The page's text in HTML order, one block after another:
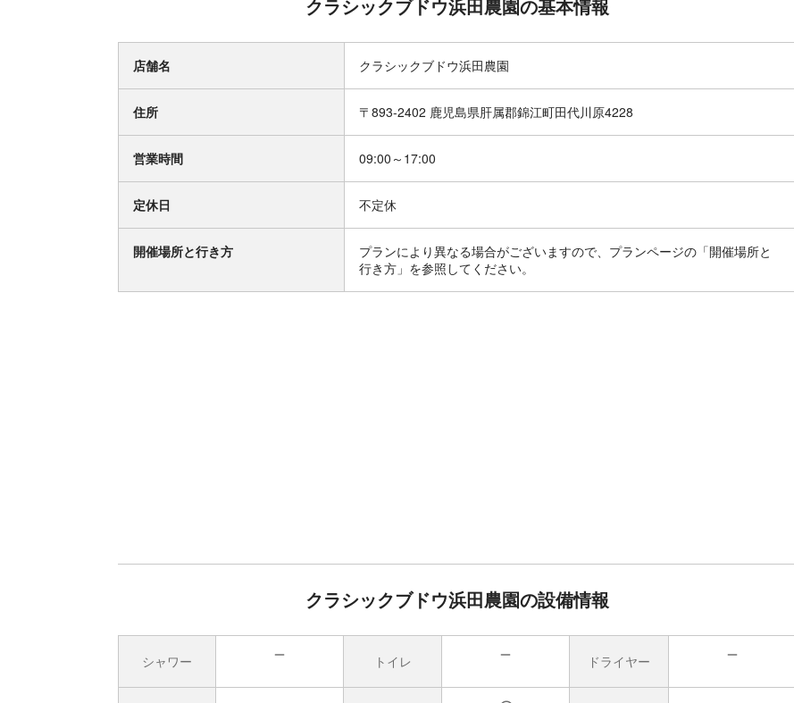
クラシックブドウ浜田農園の基本情報
店舗名 クラシックブドウ浜田農園
住所 〒893-2402 鹿児島県肝属郡錦江町田代川原4228
営業時間 09:00～17:00
定休日 不定休
開催場所と行き方
プランにより異なる場合がございますので、プランページの「開催場所と
行き方」を参照してください。
クラシックブドウ浜田農園の設備情報
シャワー トイレ ドライヤー